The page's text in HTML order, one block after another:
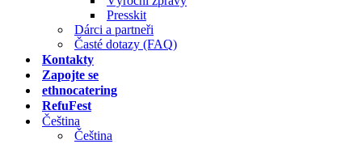
Presskit
Dárci a partneři
Časté dotazy (FAQ)
Kontakty
Zapojte se
ethnocatering
RefuFest
Čeština
Čeština